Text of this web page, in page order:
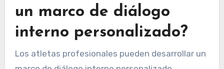
un marco de diálogo
interno personalizado?
Los atletas profesionales pueden desarrollar un